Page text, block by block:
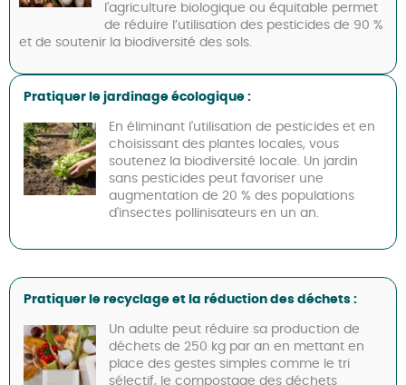
l'agriculture biologique ou équitable permet
de réduire l’utilisation des pesticides de 90 %
et de soutenir la biodiversité des sols.
Pratiquer le jardinage écologique :
En éliminant l'utilisation de pesticides et en
choisissant des plantes locales, vous
soutenez la biodiversité locale. Un jardin
sans pesticides peut favoriser une
augmentation de 20 % des populations
d'insectes pollinisateurs en un an.
Pratiquer le recyclage et la réduction des déchets :
Un adulte peut réduire sa production de
déchets de 250 kg par an en mettant en
place des gestes simples comme le tri
sélectif, le compostage des déchets